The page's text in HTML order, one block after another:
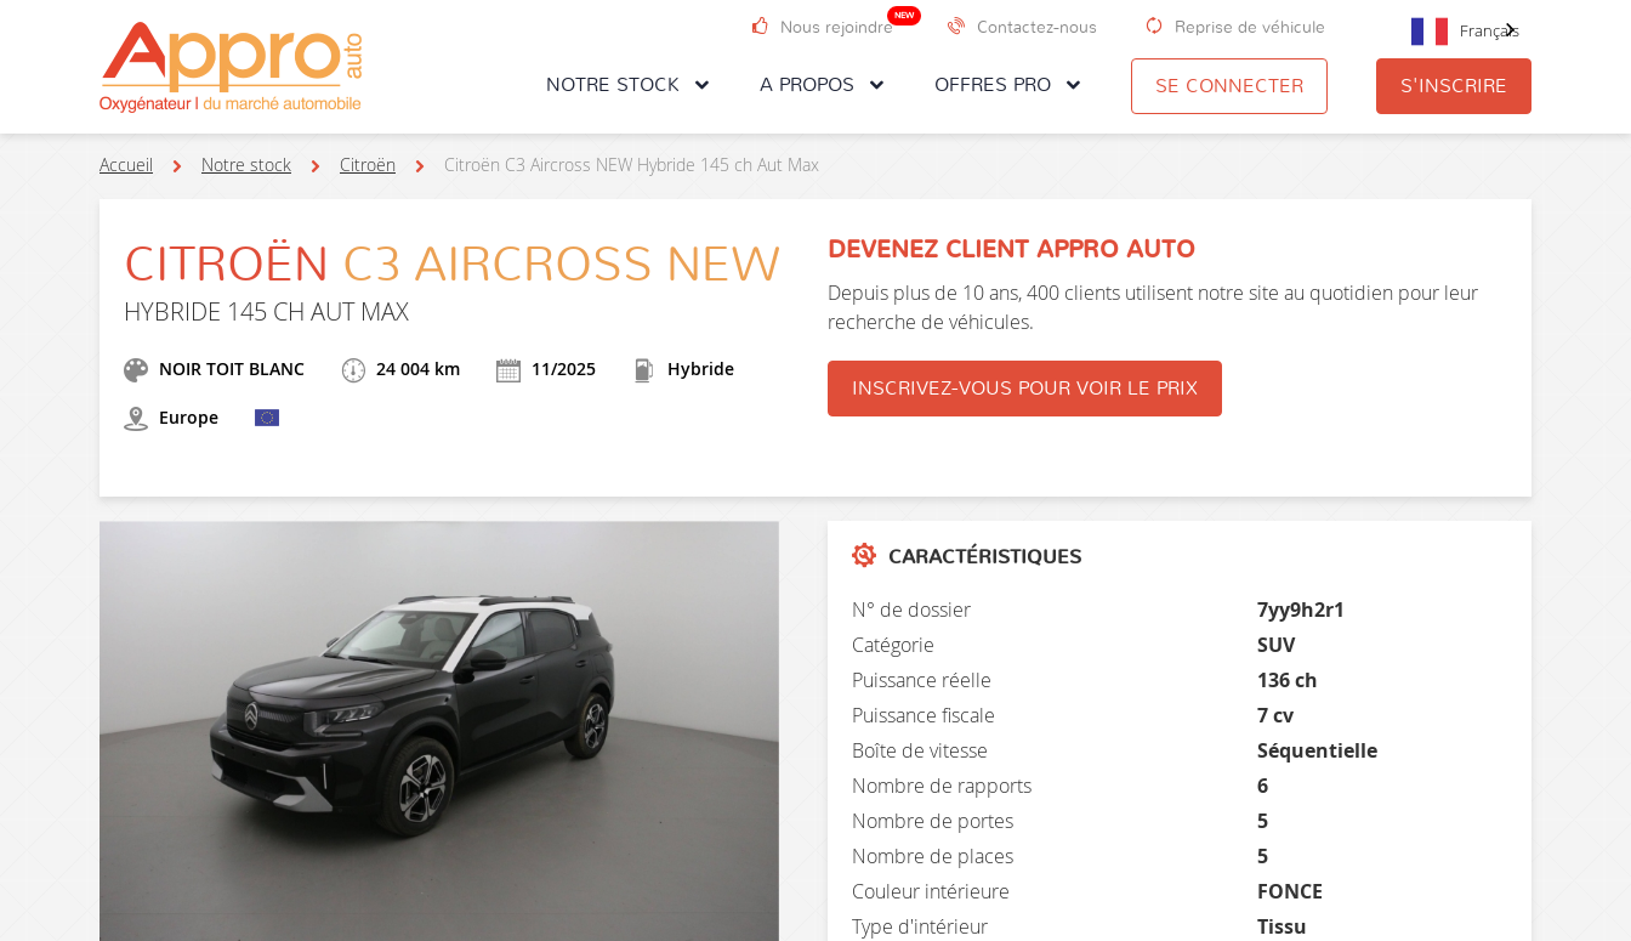
NOTRE STOCK A PROPOS OFFRES PRO
Nous rejoindre
NEW
Contactez-nous Reprise de véhicule Français
SE CONNECTER S'INSCRIRE
Accueil Notre stock Citroën Citroën C3 Aircross NEW Hybride 145 ch Aut Max
CITROËN C3 AIRCROSS NEW
HYBRIDE 145 CH AUT MAX
NOIR TOIT BLANC 24 004 km 11/2025 Hybride
Europe
DEVENEZ CLIENT APPRO AUTO
Depuis plus de 10 ans, 400 clients utilisent notre site au quotidien pour leur
recherche de véhicules.
INSCRIVEZ-VOUS POUR VOIR LE PRIX
CARACTÉRISTIQUES
N° de dossier
7yy9h2r1
Catégorie
SUV
Puissance réelle
136 ch
Puissance fiscale
7 cv
Boîte de vitesse
Séquentielle
Nombre de rapports
6
Nombre de portes
5
Nombre de places
5
Couleur intérieure
FONCE
Type d'intérieur
Tissu